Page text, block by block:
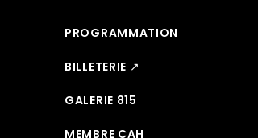
PROGRAMMATION
BILLETERIE ↗
GALERIE 815
MEMBRE CAH